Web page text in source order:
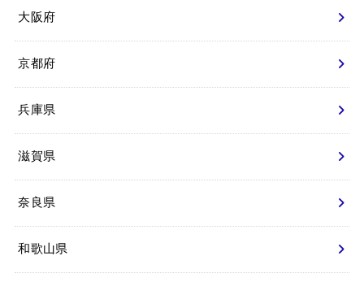
大阪府
京都府
兵庫県
滋賀県
奈良県
和歌山県